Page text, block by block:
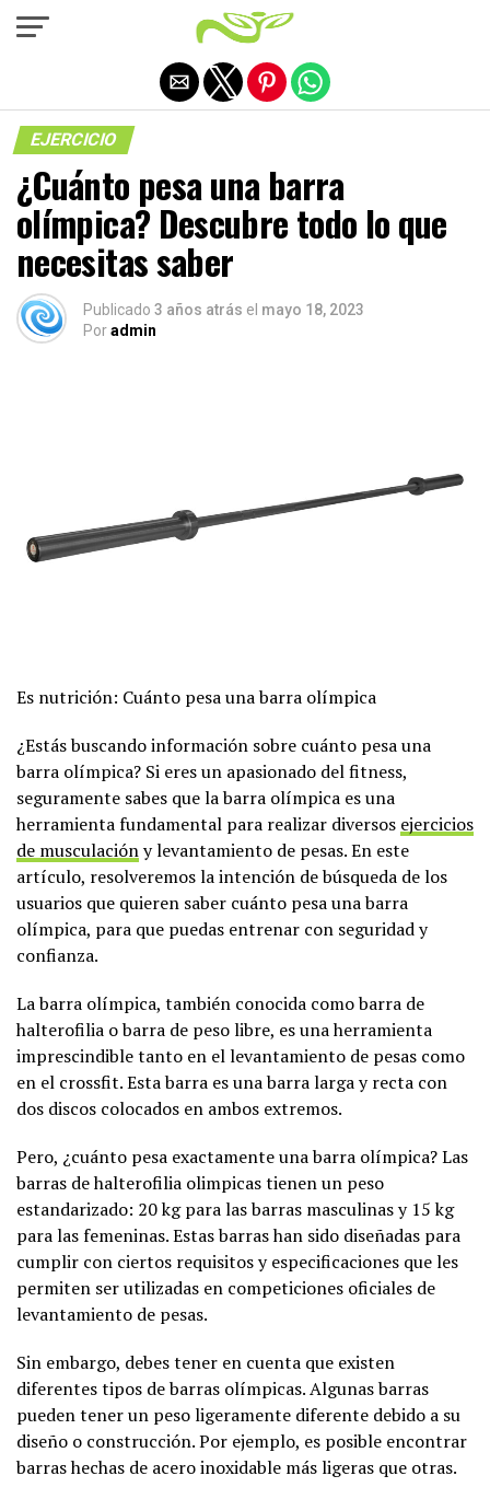
EJERCICIO
¿Cuánto pesa una barra
olímpica? Descubre todo lo que
necesitas saber
Publicado 3 años atrás el mayo 18, 2023
Poradmin
Es nutrición: Cuánto pesa una barra olímpica
¿Estás buscando información sobre cuánto pesa una
barra olímpica? Si eres un apasionado del fitness,
seguramente sabes que la barra olímpica es una
herramienta fundamental para realizar diversos ejercicios
de musculacióny levantamiento de pesas. En este
artículo, resolveremos la intención de búsqueda de los
usuarios que quieren saber cuánto pesa una barra
olímpica, para que puedas entrenar con seguridad y
confianza.
La barra olímpica, también conocida como barra de
halterofilia o barra de peso libre, es una herramienta
imprescindible tanto en el levantamiento de pesas como
en el crossfit. Esta barra es una barra larga y recta con
dos discos colocados en ambos extremos.
Pero, ¿cuánto pesa exactamente una barra olímpica? Las
barras de halterofilia olimpicas tienen un peso
estandarizado: 20 kg para las barras masculinas y 15 kg
para las femeninas. Estas barras han sido diseñadas para
cumplir con ciertos requisitos y especificaciones que les
permiten ser utilizadas en competiciones oficiales de
levantamiento de pesas.
Sin embargo, debes tener en cuenta que existen
diferentes tipos de barras olímpicas. Algunas barras
pueden tener un peso ligeramente diferente debido a su
diseño o construcción. Por ejemplo, es posible encontrar
barras hechas de acero inoxidable más ligeras que otras.
Salir de la versión móvil